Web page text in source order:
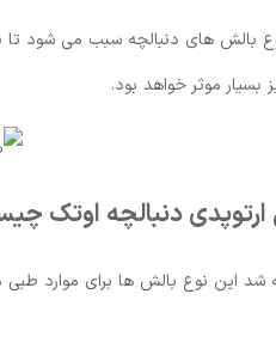
بالش های دنبالچه سبب می شود
بسیار موثر خواهد بود.
دنبالچه اوتک
شد این نوع بالش ها برای موارد طبی